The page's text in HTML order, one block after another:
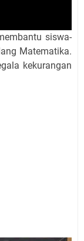
siswa-
Matematika.
kekurangan